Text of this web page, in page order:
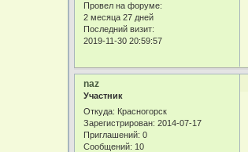
Провел на форуме:
2 месяца 27 дней
Последний визит:
2019-11-30 20:59:57
naz
Участник
Откуда: Красногорск
Зарегистрирован: 2014-07-17
Приглашений: 0
Сообщений: 10